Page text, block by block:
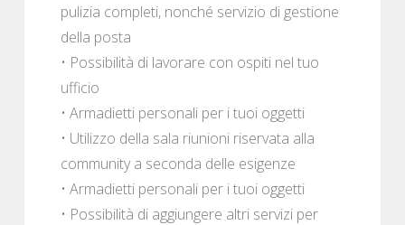
pulizia completi, nonché servizio di gestione
della posta
• Possibilità di lavorare con ospiti nel tuo
ufficio
• Armadietti personali per i tuoi oggetti
• Utilizzo della sala riunioni riservata alla
community a seconda delle esigenze
• Armadietti personali per i tuoi oggetti
• Possibilità di aggiungere altri servizi per